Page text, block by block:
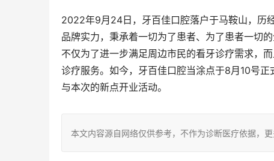
2022年9月24日，牙百佳口腔落户于马鞍山，历
品牌实力，秉承着一切为了患者、为了患者一切
不仅为了进一步满足周边市民的看牙诊疗需求，
诊疗服务。如今，牙百佳口腔当涂点于8月10号
与本次的新点开业活动。
本文内容源自网络仅供参考，不作为诊断医疗依据，